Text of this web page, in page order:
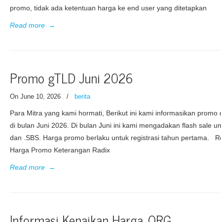
promo, tidak ada ketentuan harga ke end user yang ditetapkan
Read more →
Promo gTLD Juni 2026
On June 10, 2026 / berita
Para Mitra yang kami hormati, Berikut ini kami informasikan
di bulan Juni 2026. Di bulan Juni ini kami mengadakan flash sale
dan .SBS. Harga promo berlaku untuk registrasi tahun pertama.
Harga Promo Keterangan Radix
Read more →